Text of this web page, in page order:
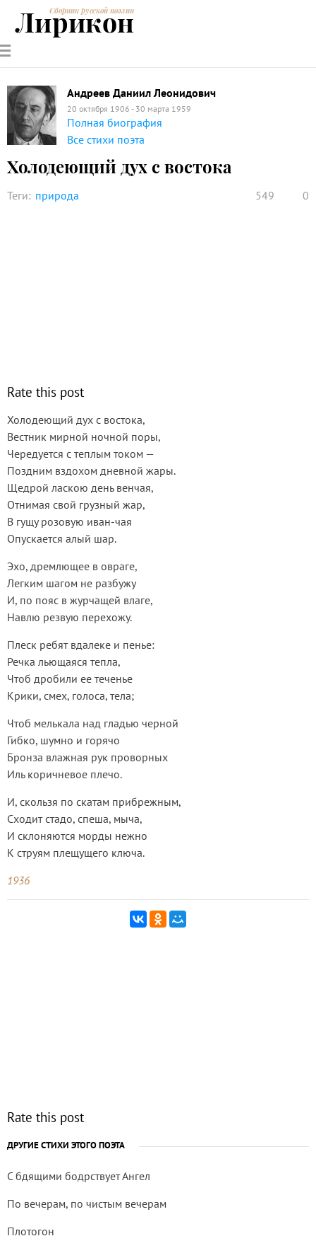
РУССКИЕ
ПОЭТЫ
СОВРЕМЕННИКИЭНЦИКЛОПЕДИЯ
ПОЭЗИИ
Сборник русской поэзии
Лирикон
Андреев Даниил Леонидович
20 октября 1906 - 30 марта 1959
Полная биография
Все стихи поэта
Холодеющий дух с востока
Теги: природа 549 0
Rate this post
Холодеющий дух с востока,
Вестник мирной ночной поры,
Чередуется с теплым током —
Поздним вздохом дневной жары.
Щедрой ласкою день венчая,
Отнимая свой грузный жар,
В гущу розовую иван-чая
Опускается алый шар.
Эхо, дремлющее в овраге,
Легким шагом не разбужу
И, по пояс в журчащей влаге,
Навлю резвую перехожу.
Плеск ребят вдалеке и пенье:
Речка льющаяся тепла,
Чтоб дробили ее теченье
Крики, смех, голоса, тела;
Чтоб мелькала над гладью черной
Гибко, шумно и горячо
Бронза влажная рук проворных
Иль коричневое плечо.
И, скользя по скатам прибрежным,
Сходит стадо, спеша, мыча,
И склоняются морды нежно
К струям плещущего ключа.
1936
Rate this post
ДРУГИЕ СТИХИ ЭТОГО ПОЭТА
С бдящими бодрствует Ангел
По вечерам, по чистым вечерам
Плотогон